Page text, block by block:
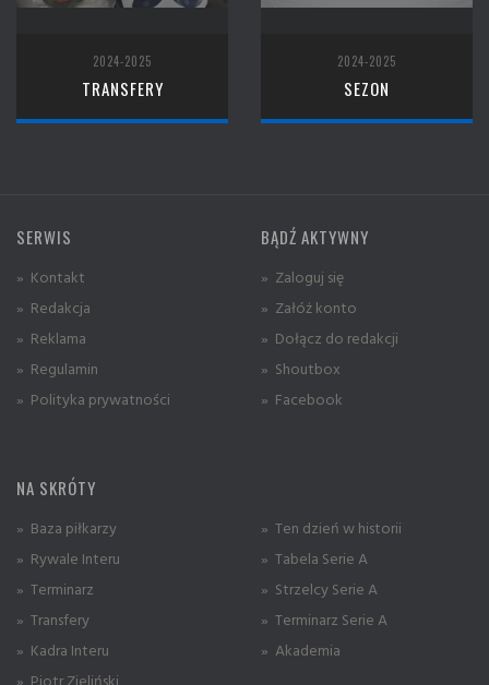
2024-2025
TRANSFERY
2024-2025
SEZON
SERWIS
» Kontakt
» Redakcja
» Reklama
» Regulamin
» Polityka prywatności
BĄDŹ AKTYWNY
» Zaloguj się
» Załóż konto
» Dołącz do redakcji
» Shoutbox
» Facebook
NA SKRÓTY
» Baza piłkarzy
» Rywale Interu
» Terminarz
» Transfery
» Kadra Interu
» Piotr Zieliński
» Ten dzień w historii
» Tabela Serie A
» Strzelcy Serie A
» Terminarz Serie A
» Akademia